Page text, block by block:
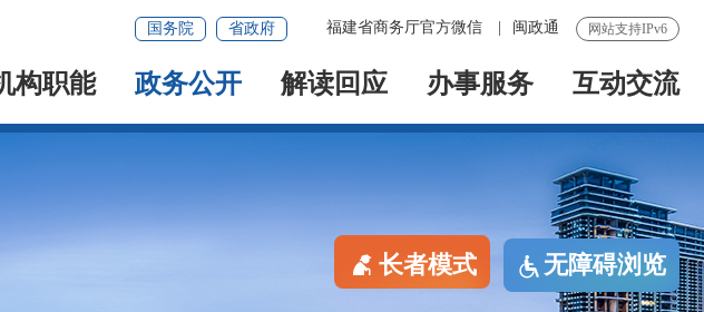
网站支持IPv6
福建省商务厅官方微信 闽政通
国务院 省政府
构职能 政务公开 解读回应 办事服务 互动交流
长者模式 无障碍浏览